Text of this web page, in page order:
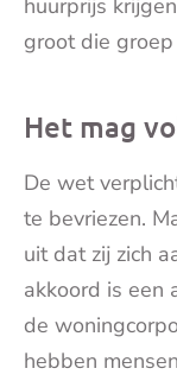
huurprijs
groot die groep
Het mag
De wet
te bevriezen.
uit dat zij zich
akkoord is een
de
hebben